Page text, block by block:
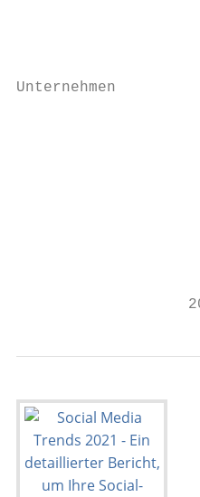
Unternehmen